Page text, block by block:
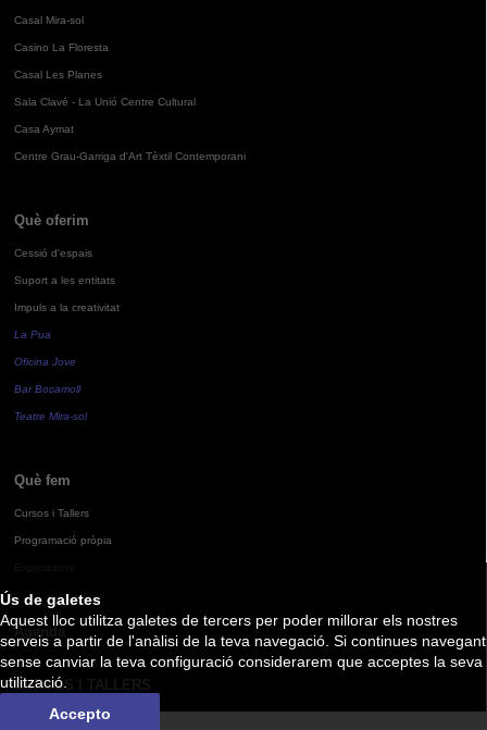
Ús de galetes
Aquest lloc utilitza galetes de tercers per poder millorar els nostres
serveis a partir de l'anàlisi de la teva navegació. Si continues navegant
sense canviar la teva configuració considerarem que acceptes la seva
utilització.
Accepto
Casal Mira-sol
Casino La Floresta
Casal Les Planes
Sala Clavé - La Unió Centre Cultural
Casa Aymat
Centre Grau-Garriga d'Art Tèxtil Contemporani
Què oferim
Cessió d'espais
Suport a les entitats
Impuls a la creativitat
La Pua
Oficina Jove
Bar Bocamoll
Teatre Mira-sol
Què fem
Cursos i Tallers
Programació pròpia
Agenda
CURSOS I TALLERS